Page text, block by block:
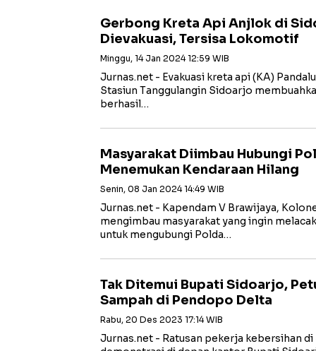
Gerbong Kreta Api Anjlok di
Dievakuasi, Tersisa Lokomotif
Minggu, 14 Jan 2024 12:59 WIB
Jurnas.net - Evakuasi kreta api (KA)
Stasiun Tanggulangin Sidoarjo
berhasil…
Masyarakat Diimbau Hubungi
Menemukan Kendaraan Hilang
Senin, 08 Jan 2024 14:49 WIB
Jurnas.net - Kapendam V Brawijaya,
mengimbau masyarakat yang ingin
untuk mengubungi Polda…
Tak Ditemui Bupati Sidoarjo,
Sampah di Pendopo Delta
Rabu, 20 Des 2023 17:14 WIB
Jurnas.net - Ratusan pekerja kebersihan